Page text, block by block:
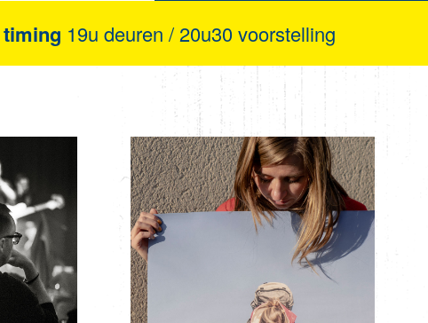
timing 19u deuren / 20u30 voorstelling